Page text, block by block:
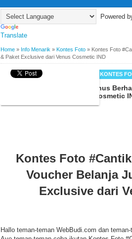
Powered
Translate
Home » Info Menarik » Kontes Foto » Kontes Foto
& Paket Exclusive dari Venus Cosmetic IND
BYWEBBUDI.COM KONTES
Kontes Foto #CantikSehatVenus
Paket Exclusive dari Venus Cosmetic
Kontes Foto
Voucher Belanja
Exclusive dari
Hallo teman-teman WebBudi.com dan